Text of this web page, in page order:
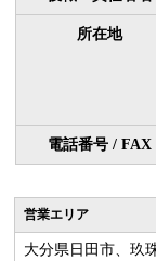
所在地
電話番号 / FAX
営業エリア
大分県日田市、玖